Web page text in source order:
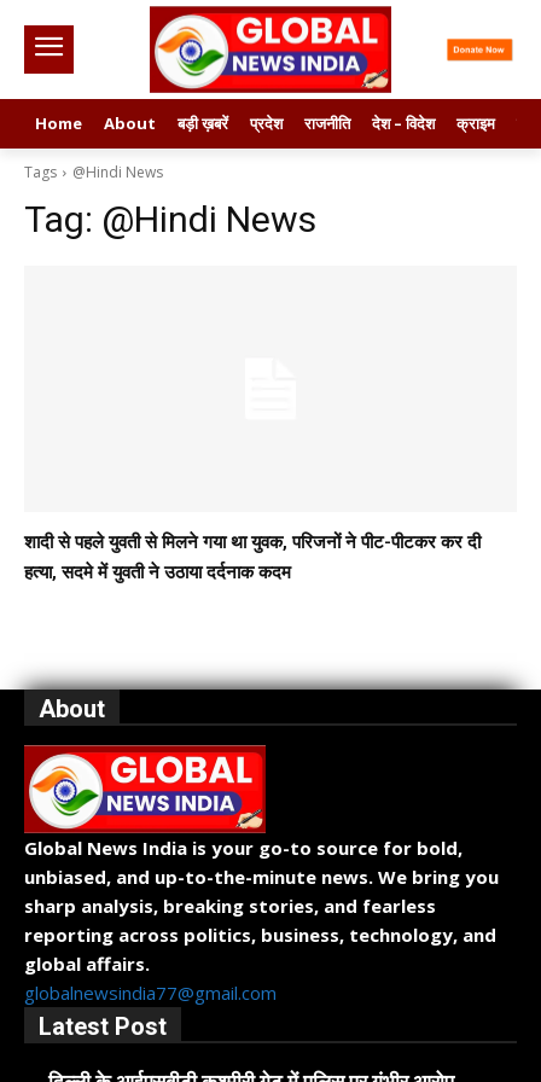
Home About बड़ी ख़बरें प्रदेश राजनीति देश – विदेश क्राइम
Tags @Hindi News
Tag: @Hindi News
शादी से पहले युवती से मिलने गया था युवक, परिजनों ने पीट-पीटकर कर दी
हत्या, सदमे में युवती ने उठाया दर्दनाक कदम
About
Global News India is your go-to source for bold,
unbiased, and up-to-the-minute news. We bring you
sharp analysis, breaking stories, and fearless
reporting across politics, business, technology, and
global affairs.
globalnewsindia77@gmail.com
Latest Post